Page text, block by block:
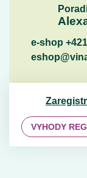
e-shop
VYHODY